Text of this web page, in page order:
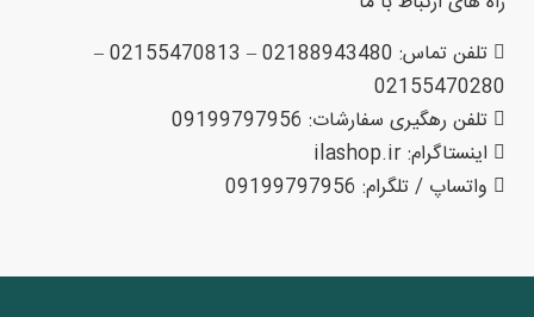
تلفن تماس: 02188943480 – 02155470813 –
02155470280
تلفن رهگیری سفارشات: 09199797956
اینستاگرام: ilashop.ir
واتساپ / تلگرام: 09199797956